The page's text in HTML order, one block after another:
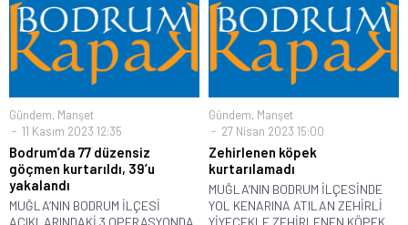
Gündem, Manşet
11 Kasım 2023 12:35
Bodrum’da 77 düzensiz
göçmen kurtarıldı, 39’u
yakalandı
MUĞLA’NIN BODRUM İLÇESİ
Gündem, Manşet
27 Nisan 2023 15:00
Zehirlenen köpek
kurtarılamadı
MUĞLA’NIN BODRUM İLÇESİNDE
YOL KENARINA ATILAN ZEHİRLİ